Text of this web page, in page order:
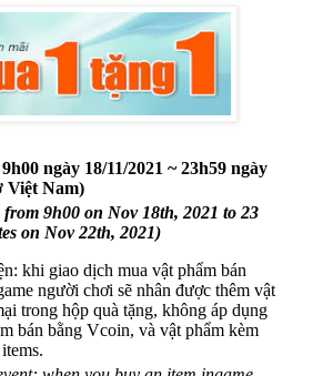
ngày 18/11/2021 ~ 23h59 ngày
Việt Nam)
9h00 on Nov 18th, 2021 to 23
on Nov 22th, 2021)
khi giao dịch mua vật phẩm bán
người chơi sẽ nhân được thêm vật
trong hộp quà tặng, không áp dụng
bán bằng Vcoin, và vật phẩm kèm